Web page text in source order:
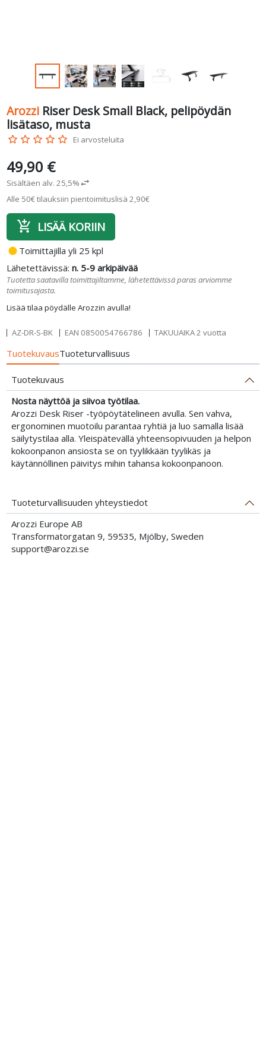
Arozzi Riser Desk Small Black, pelipöydän
lisätaso, musta
star_border star_border star_border star_border star_border Ei arvosteluita
Lisää tilaa pöydälle Arozzin avulla!
49,90 €
Sisältäen alv. 25,5%swap_horiz
Alle 50€ tilauksiin pientoimituslisä 2,90€
add_shopping_cart LISÄÄ KORIIN
fiber_manual_record Toimittajilla yli 25 kpl
Lähetettävissä:n. 5-9 arkipäivää
Tuotetta saatavilla toimittajiltamme, lähetettävissä paras arviomme
toimitusajasta.
AZ-DR-S-BK EAN 0850054766786 TAKUUAIKA 2 vuotta
TuotekuvausTuoteturvallisuus
Tuotekuvaus
Nosta näyttöä ja siivoa työtilaa.
Arozzi Desk Riser -työpöytätelineen avulla. Sen vahva,
ergonominen muotoilu parantaa ryhtiä ja luo samalla lisää
säilytystilaa alla. Yleispätevällä yhteensopivuuden ja helpon
kokoonpanon ansiosta se on tyylikkään tyylikäs ja
käytännöllinen päivitys mihin tahansa kokoonpanoon.
Tuoteturvallisuuden yhteystiedot
Arozzi Europe AB
Transformatorgatan 9, 59535, Mjölby, Sweden
support@arozzi.se